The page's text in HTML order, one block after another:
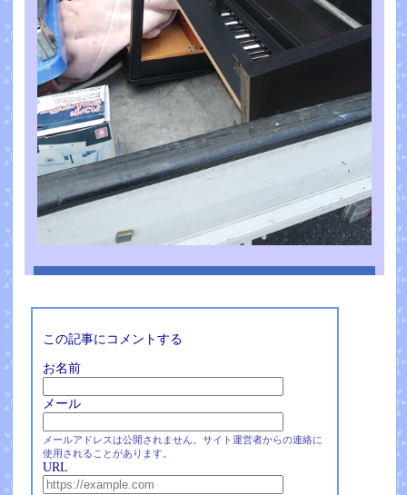
この記事にコメントする
お名前
メール
メールアドレスは公開されません。サイト運営者からの連絡に
使用されることがあります。
URL